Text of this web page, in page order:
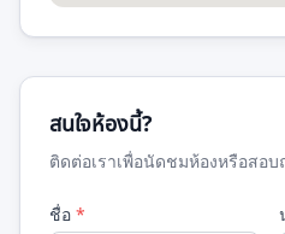
สนใจห้องนี้?
ติดต่อเราเพื่อนัดชมห้องหรือสอบ
ชื่อ *